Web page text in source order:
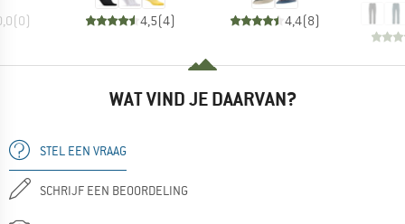
(0) 4,5(4) 4,4(8)
WAT VIND JE DAARVAN?
STEL EEN VRAAG
SCHRIJF EEN BEOORDELING